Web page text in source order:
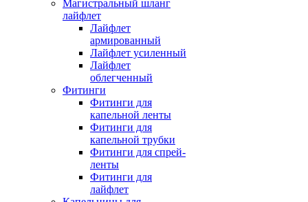
Магистральный шланг
лайфлет
Лайфлет
армированный
Лайфлет усиленный
Лайфлет
облегченный
Фитинги
Фитинги для
капельной ленты
Фитинги для
капельной трубки
Фитинги для спрей-
ленты
Фитинги для
лайфлет